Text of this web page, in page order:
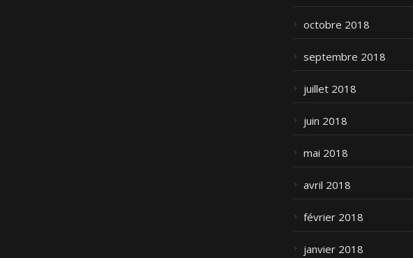
octobre 2018
septembre 2018
juillet 2018
juin 2018
mai 2018
avril 2018
février 2018
janvier 2018